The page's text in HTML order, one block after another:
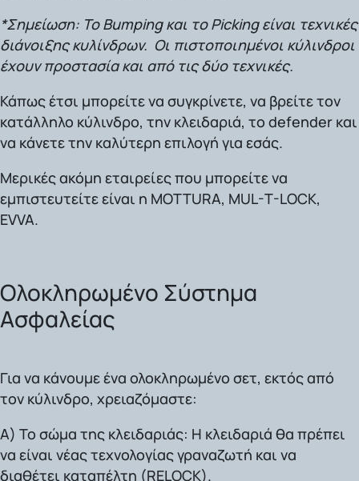
*Σημείωση: Το Bumping και το Pickingείναι τεχνικές
διάνοιξης κυλίνδρων. Οι πιστοποιημένοι κύλινδροι
έχουν προστασία και από τις δύο τεχνικές.
Κάπως έτσι μπορείτε να συγκρίνετε, να βρείτε τον
κατάλληλο κύλινδρο, την κλειδαριά, το defender και
να κάνετε την καλύτερη επιλογή για εσάς.
Μερικές ακόμη εταιρείες που μπορείτε να
εμπιστευτείτε είναι η MOTTURA, MUL-T-LOCK,
EVVA.
Ολοκληρωμένο Σύστημα
Ασφαλείας
Για να κάνουμε ένα ολοκληρωμένο σετ, εκτός από
τον κύλινδρο, χρειαζόμαστε:
Α) Το σώμα της κλειδαριάς: Η κλειδαριά θα πρέπει
να είναι νέας τεχνολογίας γραναζωτή και να
διαθέτει καταπέλτη (RELOCK).